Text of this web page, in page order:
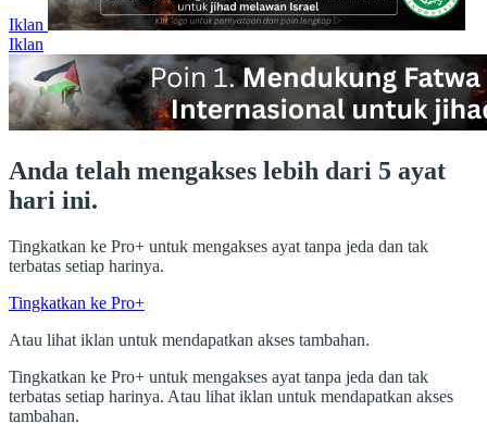
Iklan
Iklan
Anda telah mengakses lebih dari 5 ayat
hari ini.
Tingkatkan ke Pro+ untuk mengakses ayat tanpa jeda dan tak
terbatas setiap harinya.
Tingkatkan ke Pro+
Atau lihat iklan untuk mendapatkan akses tambahan.
Tingkatkan ke Pro+ untuk mengakses ayat tanpa jeda dan tak
terbatas setiap harinya. Atau lihat iklan untuk mendapatkan akses
tambahan.